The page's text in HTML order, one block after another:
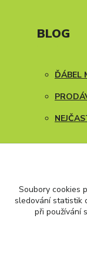
BLOG
ĎÁBEL
Soubory cookies
sledování statistik
při používání